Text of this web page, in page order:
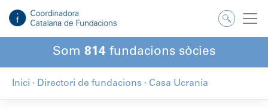
contingut
Som 814 fundacions sòcies
Inici · Directori de fundacions · Casa Ucrania